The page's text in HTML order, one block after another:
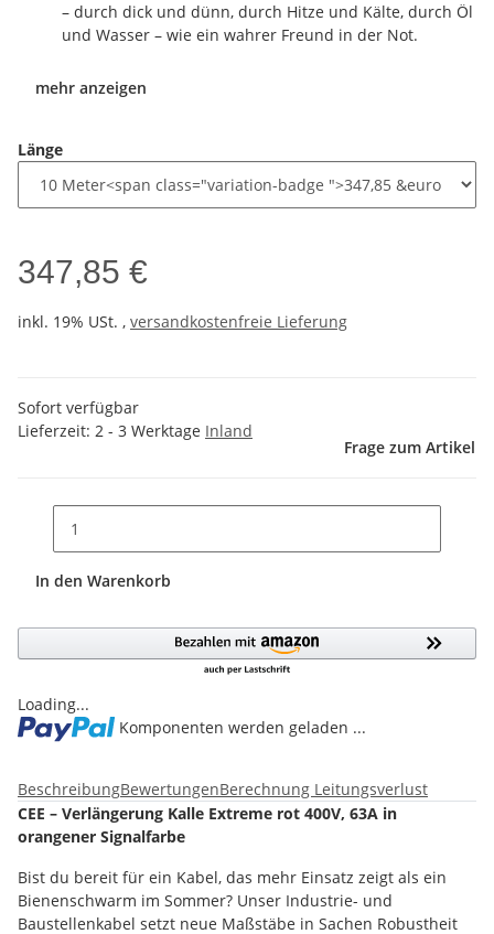
– durch dick und dünn, durch Hitze und Kälte, durch Öl
und Wasser – wie ein wahrer Freund in der Not.
mehr anzeigen
Länge
347,85 €
inkl. 19% USt. , versandkostenfreie Lieferung
Sofort verfügbar
Lieferzeit: 2 - 3 Werktage Inland
Frage zum Artikel
In den Warenkorb
Loading...
Komponenten werden geladen ...
BeschreibungBewertungenBerechnung Leitungsverlust
CEE – Verlängerung Kalle Extreme rot 400V, 63A in
orangener Signalfarbe
Bist du bereit für ein Kabel, das mehr Einsatz zeigt als ein
Bienenschwarm im Sommer? Unser Industrie- und
Baustellenkabel setzt neue Maßstäbe in Sachen Robustheit